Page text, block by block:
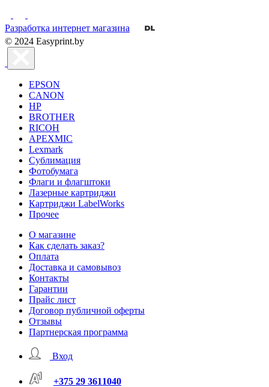
Разработка интернет магазина
© 2024 Easyprint.by
EPSON
CANON
HP
BROTHER
RICOH
APEXMIC
Lexmark
Сублимация
Фотобумага
Флаги и флагштоки
Лазерные картриджи
Картриджи LabelWorks
Прочее
О магазине
Как сделать заказ?
Оплата
Доставка и самовывоз
Контакты
Гарантии
Прайс лист
Договор публичной оферты
Отзывы
Партнерская программа
Вход
+375 29 3611040